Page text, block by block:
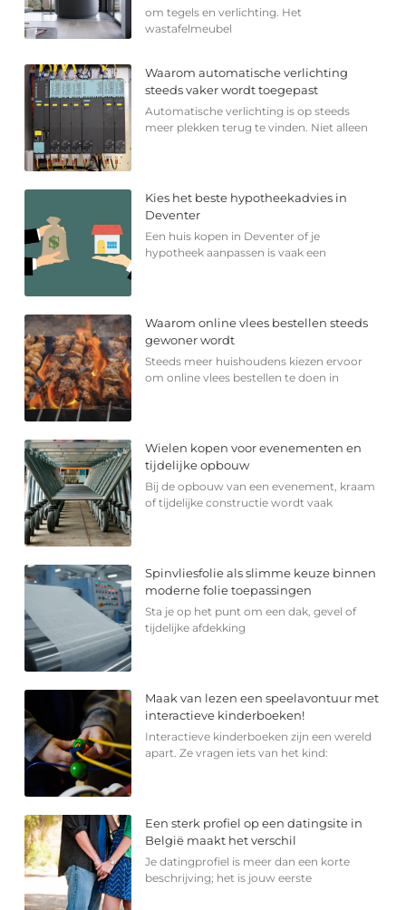
om tegels en verlichting. Het
wastafelmeubel
Waarom automatische verlichting
steeds vaker wordt toegepast
Automatische verlichting is op steeds
meer plekken terug te vinden. Niet alleen
Kies het beste hypotheekadvies in
Deventer
Een huis kopen in Deventer of je
hypotheek aanpassen is vaak een
Waarom online vlees bestellen steeds
gewoner wordt
Steeds meer huishoudens kiezen ervoor
om online vlees bestellen te doen in
Wielen kopen voor evenementen en
tijdelijke opbouw
Bij de opbouw van een evenement, kraam
of tijdelijke constructie wordt vaak
Spinvliesfolie als slimme keuze binnen
moderne folie toepassingen
Sta je op het punt om een dak, gevel of
tijdelijke afdekking
Maak van lezen een speelavontuur met
interactieve kinderboeken!
Interactieve kinderboeken zijn een wereld
apart. Ze vragen iets van het kind:
Een sterk profiel op een datingsite in
België maakt het verschil
Je datingprofiel is meer dan een korte
beschrijving; het is jouw eerste